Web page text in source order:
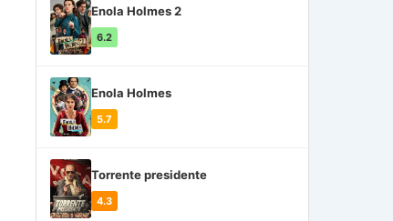
Enola Holmes 2
6.2
Enola Holmes
5.7
Torrente presidente
4.3